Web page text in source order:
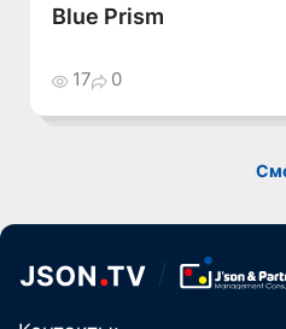
Blue Prism
17 0